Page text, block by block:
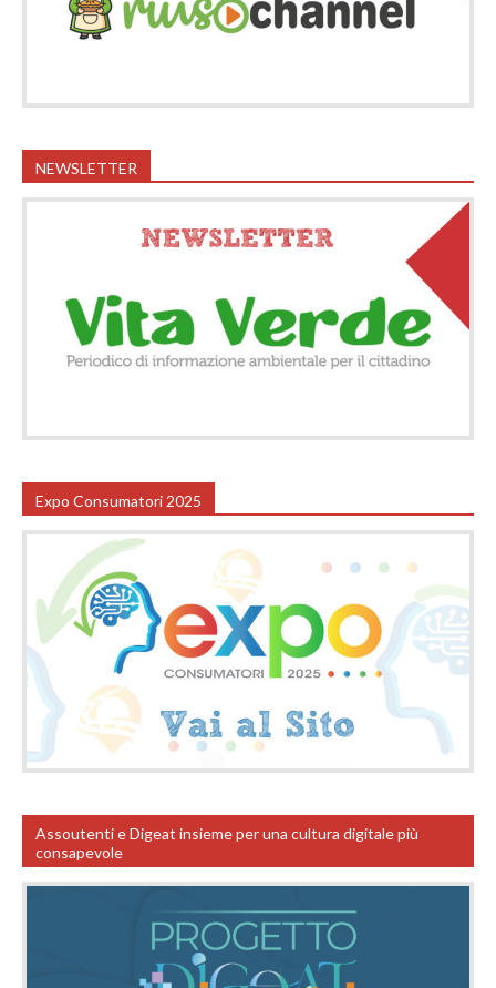
NEWSLETTER
Expo Consumatori 2025
Assoutenti e Digeat insieme per una cultura digitale più
consapevole